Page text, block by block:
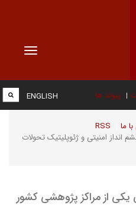
Toggle
پیوند ها
ما RSS
ENGLISH
امنیتی و ژئوپلیتیک تحولات
از مراکز پژوهشی کشور